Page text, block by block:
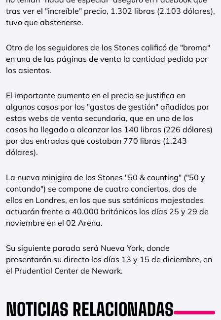
tras ver el "increíble" precio, 1.302 libras (2.103 dólares),
tuvo que abstenerse.
Otro de los seguidores de los Stones calificó de "broma"
en una de las páginas de venta la cantidad pedida por
los asientos.
El importante aumento en el precio se justifica en
algunos casos por los "gastos de gestión" añadidos por
estas webs de venta secundaria, que en uno de los
casos ha llegado a alcanzar las 140 libras (226 dólares)
por dos entradas que costaban 770 libras (1.243
dólares).
La nueva minigira de los Stones "50 & counting" ("50 y
contando") se compone de cuatro conciertos, dos de
ellos en Londres, en los que sus satánicas majestades
actuarán frente a 40.000 británicos los días 25 y 29 de
noviembre en el 02 Arena.
Su siguiente parada será Nueva York, donde
presentarán su directo los días 13 y 15 de diciembre, en
el Prudential Center de Newark.
NOTICIAS RELACIONADAS